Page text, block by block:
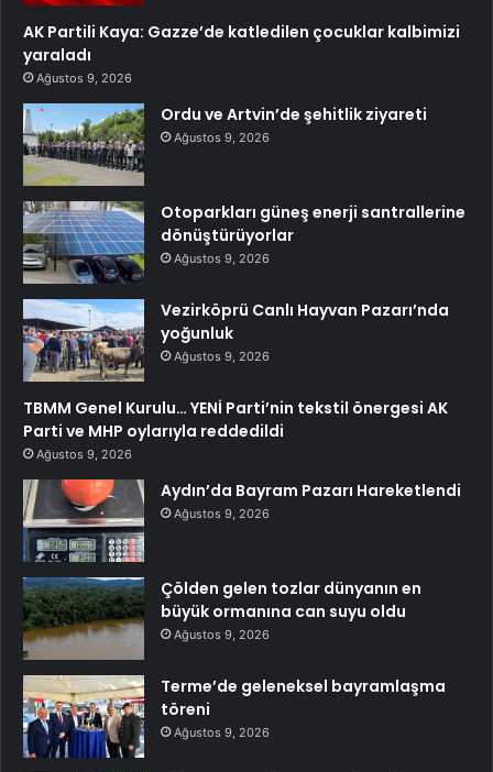
AK Partili Kaya: Gazze’de katledilen çocuklar kalbimizi
yaraladı
Ağustos 9, 2026
Ordu ve Artvin’de şehitlik ziyareti
Ağustos 9, 2026
Otoparkları güneş enerji santrallerine
dönüştürüyorlar
Ağustos 9, 2026
Vezirköprü Canlı Hayvan Pazarı’nda
yoğunluk
Ağustos 9, 2026
TBMM Genel Kurulu… YENİ Parti’nin tekstil önergesi AK
Parti ve MHP oylarıyla reddedildi
Ağustos 9, 2026
Aydın’da Bayram Pazarı Hareketlendi
Ağustos 9, 2026
Çölden gelen tozlar dünyanın en
büyük ormanına can suyu oldu
Ağustos 9, 2026
Terme’de geleneksel bayramlaşma
töreni
Ağustos 9, 2026